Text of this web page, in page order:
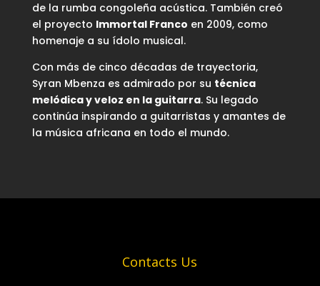
de la rumba congoleña acústica. También creó
el proyecto Immortal Franco en 2009, como
homenaje a su ídolo musical.
Con más de cinco décadas de trayectoria,
Syran Mbenza es admirado por su técnica
melódica y veloz en la guitarra. Su legado
continúa inspirando a guitarristas y amantes de
la música africana en todo el mundo.
Contacts Us